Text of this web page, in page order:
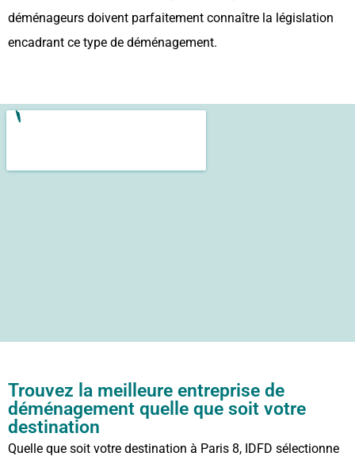
déménageurs doivent parfaitement connaître la législation
encadrant ce type de déménagement.
Trouvez la meilleure entreprise de
déménagement quelle que soit votre
destination
Quelle que soit votre destination à Paris 8, IDFD sélectionne